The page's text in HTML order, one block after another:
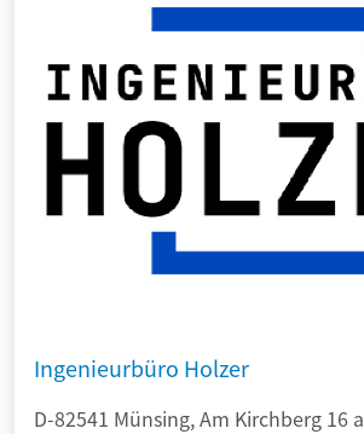
Ingenieurbüro Holzer
D-82541 Münsing, Am Kirchberg 16 a